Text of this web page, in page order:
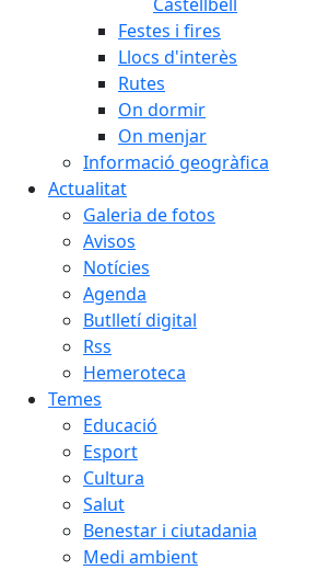
Festes i fires
Llocs d'interès
Rutes
On dormir
On menjar
Informació geogràfica
Actualitat
Galeria de fotos
Avisos
Notícies
Agenda
Butlletí digital
Rss
Hemeroteca
Temes
Educació
Esport
Cultura
Salut
Benestar i ciutadania
Medi ambient